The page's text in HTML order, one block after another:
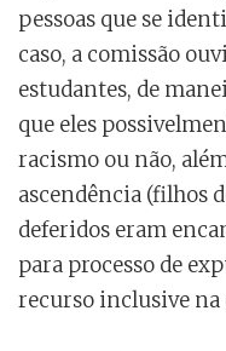
pessoas que se
caso, a comissão
estudantes, de
que eles
racismo ou não,
ascendência (filhos
deferidos eram
para processo de
recurso inclusive na